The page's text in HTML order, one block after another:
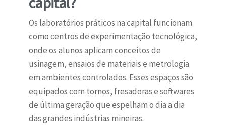
Os laboratórios práticos na capital funcionam
como centros de experimentação tecnológica,
onde os alunos aplicam conceitos de
usinagem, ensaios de materiais e metrologia
em ambientes controlados. Esses espaços são
equipados com tornos, fresadoras e softwares
de última geração que espelham o dia a dia
das grandes indústrias mineiras.